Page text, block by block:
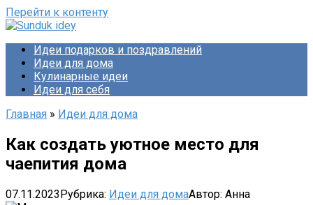
Перейти к контенту
Идеи подарков и поздравлений
Идеи для дома
Кулинарные идеи
Идеи для себя
Главная » Идеи для дома
Как создать уютное место для
чаепития дома
07.11.2023Рубрика: Идеи для домаАвтор: Анна